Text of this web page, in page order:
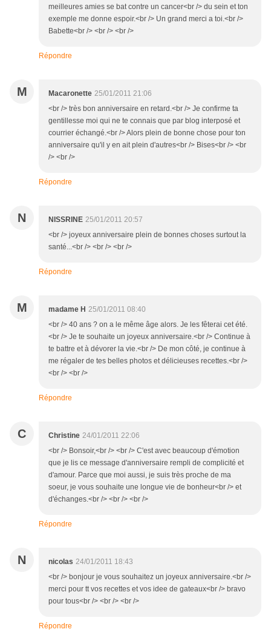
meilleures amies se bat contre un cancer<br /> du sein et ton
exemple me donne espoir.<br /> Un grand merci a toi.<br />
Babette<br /> <br /> <br />
Répondre
M Macaronette 25/01/2011 21:06
<br /> très bon anniversaire en retard.<br /> Je confirme ta
gentillesse moi qui ne te connais que par blog interposé et
courrier échangé.<br /> Alors plein de bonne chose pour ton
anniversaire qu'il y en ait plein d'autres<br /> Bises<br /> <br
/> <br />
Répondre
N NISSRINE 25/01/2011 20:57
<br /> joyeux anniversaire plein de bonnes choses surtout la
santé...<br /> <br /> <br />
Répondre
M madame H 25/01/2011 08:40
<br /> 40 ans ? on a le même âge alors. Je les fêterai cet été.
<br /> Je te souhaite un joyeux anniversaire.<br /> Continue à
te battre et à dévorer la vie.<br /> De mon côté, je continue à
me régaler de tes belles photos et délicieuses recettes.<br />
<br /> <br />
Répondre
C Christine 24/01/2011 22:06
<br /> Bonsoir,<br /> <br /> C'est avec beaucoup d'émotion
que je lis ce message d'anniversaire rempli de complicité et
d'amour. Parce que moi aussi, je suis très proche de ma
soeur, je vous souhaite une longue vie de bonheur<br /> et
d'échanges.<br /> <br /> <br />
Répondre
N nicolas 24/01/2011 18:43
<br /> bonjour je vous souhaitez un joyeux anniversaire.<br />
merci pour tt vos recettes et vos idee de gateaux<br /> bravo
pour tous<br /> <br /> <br />
Répondre